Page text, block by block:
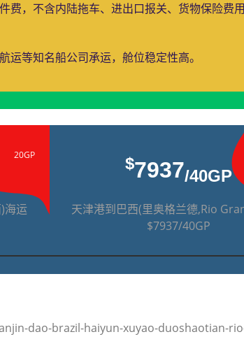
，不含内陆拖车、进出口报关、货物保险费用
等知名船公司承运，舱位稳定性高。
20GP
海运
$7937/40GP
天津港到巴西(里奥格兰德,Rio
$7937/40GP
dao-brazil-haiyun-xuyao-duoshaotian-